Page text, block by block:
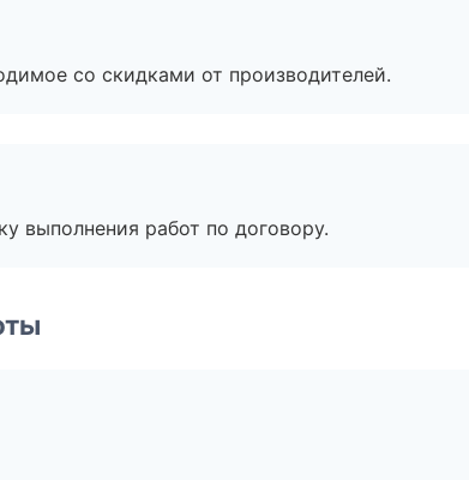
со скидками от производителей.
выполнения работ по договору.